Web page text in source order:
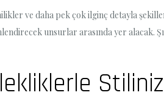
ve daha pek çok ilginç detayla
unsurlar arasında yer